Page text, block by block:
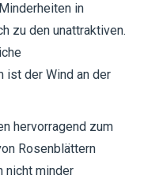
in
zu den unattraktiven.
ist der Wind an der
hervorragend zum
Rosenblättern
nicht minder